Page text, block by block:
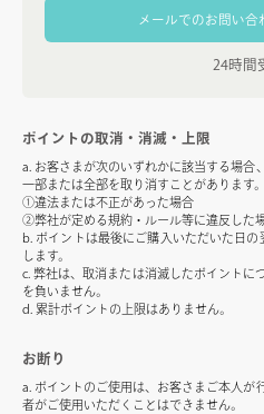
メールでのお問い合
24時間
ポイントの取消・消滅・上限
a. お客さまが次のいずれかに該当する場合
一部または全部を取り消すことがあります。
①違法または不正があった場合
②弊社が定める規約・ルール等に違反した
b. ポイントは最後にご購入いただいた日
します。
c. 弊社は、取消または消滅したポイントに
を負いません。
d. 累計ポイントの上限はありません。
お断り
a. ポイントのご使用は、お客さまご本人が
者がご使用いただくことはできません。